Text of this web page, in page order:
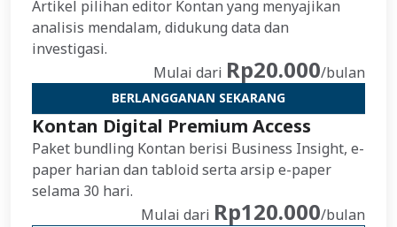
Artikel pilihan editor Kontan yang menyajikan
analisis mendalam, didukung data dan
investigasi.
Mulai dari Rp20.000/bulan
BERLANGGANAN SEKARANG
Kontan Digital Premium Access
Paket bundling Kontan berisi Business Insight, e-
paper harian dan tabloid serta arsip e-paper
selama 30 hari.
Mulai dari Rp120.000/bulan